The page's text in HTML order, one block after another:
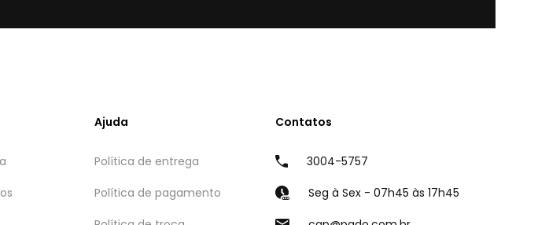
Ajuda
Política de entrega
Política de pagamento
Contatos
3004-5757
Seg à Sex - 07h45 às 17h45